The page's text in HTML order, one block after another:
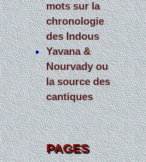
mots sur la
chronologie
des Indous
Yavana &
Nourvady ou
la source des
cantiques
PAGES